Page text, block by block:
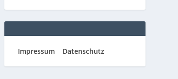
Impressum Datenschutz